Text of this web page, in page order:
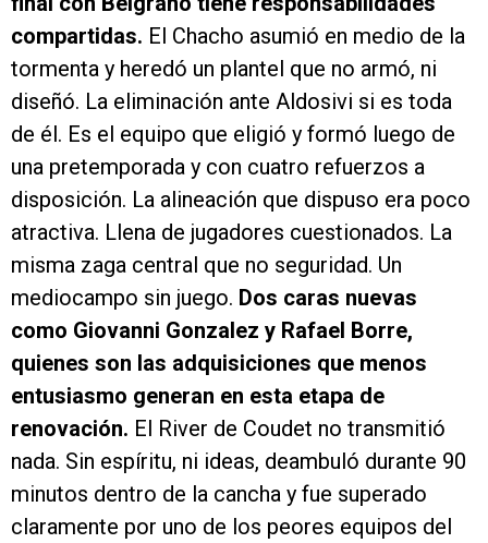
compartidas. El Chacho asumió en medio de la
tormenta y heredó un plantel que no armó, ni
diseñó. La eliminación ante Aldosivi si es toda
de él. Es el equipo que eligió y formó luego de
una pretemporada y con cuatro refuerzos a
disposición. La alineación que dispuso era poco
atractiva. Llena de jugadores cuestionados. La
misma zaga central que no seguridad. Un
mediocampo sin juego. Dos caras nuevas
como Giovanni Gonzalez y Rafael Borre,
quienes son las adquisiciones que menos
entusiasmo generan en esta etapa de
renovación. El River de Coudet no transmitió
nada. Sin espíritu, ni ideas, deambuló durante 90
minutos dentro de la cancha y fue superado
claramente por uno de los peores equipos del